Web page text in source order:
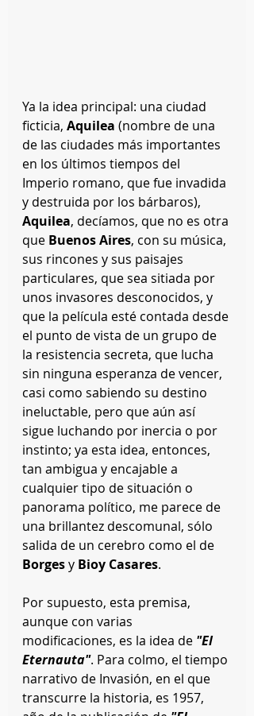
Ya la idea principal: una ciudad
ficticia, Aquilea (nombre de una
de las ciudades más importantes
en los últimos tiempos del
Imperio romano, que fue invadida
y destruida por los bárbaros),
Aquilea, decíamos, que no es otra
que Buenos Aires, con su música,
sus rincones y sus paisajes
particulares, que sea sitiada por
unos invasores desconocidos, y
que la película esté contada desde
el punto de vista de un grupo de
la resistencia secreta, que lucha
sin ninguna esperanza de vencer,
casi como sabiendo su destino
ineluctable, pero que aún así
sigue luchando por inercia o por
instinto; ya esta idea, entonces,
tan ambigua y encajable a
cualquier tipo de situación o
panorama político, me parece de
una brillantez descomunal, sólo
salida de un cerebro como el de
Borges y Bioy Casares.
Por supuesto, esta premisa,
aunque con varias
modificaciones, es la idea de "El
Eternauta". Para colmo, el tiempo
narrativo de Invasión, en el que
transcurre la historia, es 1957,